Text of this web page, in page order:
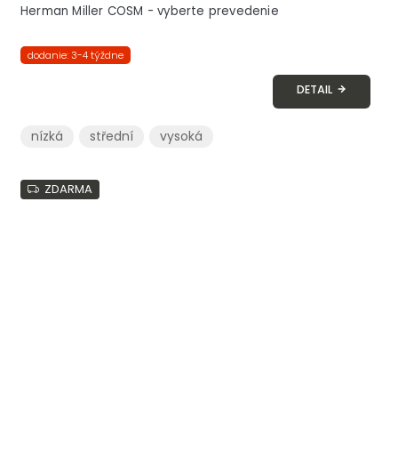
Herman Miller COSM - vyberte prevedenie
dodanie: 3-4 týždne
DETAIL
nízká střední vysoká
ZDARMA